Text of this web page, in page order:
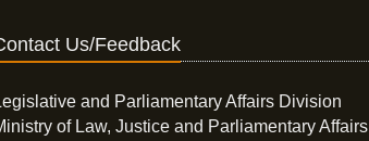
Us/Feedback
and Parliamentary Affairs Division
of Law, Justice and Parliamentary Affairs